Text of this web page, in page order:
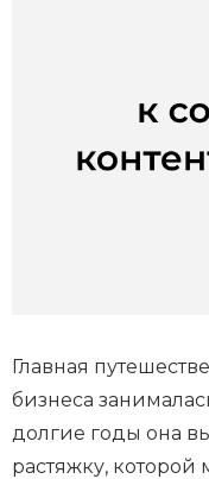
Главная
бизнеса
долгие годы она
растяжку, которой